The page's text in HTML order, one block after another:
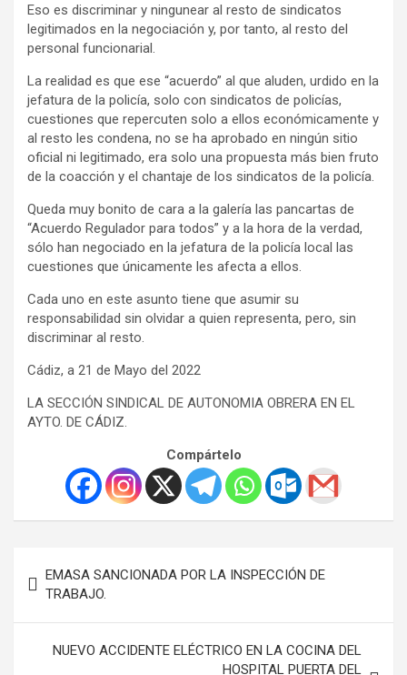
Eso es discriminar y ningunear al resto de sindicatos
legitimados en la negociación y, por tanto, al resto del
personal funcionarial.
La realidad es que ese “acuerdo” al que aluden, urdido en la
jefatura de la policía, solo con sindicatos de policías,
cuestiones que repercuten solo a ellos económicamente y
al resto les condena, no se ha aprobado en ningún sitio
oficial ni legitimado, era solo una propuesta más bien fruto
de la coacción y el chantaje de los sindicatos de la policía.
Queda muy bonito de cara a la galería las pancartas de
“Acuerdo Regulador para todos” y a la hora de la verdad,
sólo han negociado en la jefatura de la policía local las
cuestiones que únicamente les afecta a ellos.
Cada uno en este asunto tiene que asumir su
responsabilidad sin olvidar a quien representa, pero, sin
discriminar al resto.
Cádiz, a 21 de Mayo del 2022
LA SECCIÓN SINDICAL DE AUTONOMIA OBRERA EN EL
AYTO. DE CÁDIZ.
Compártelo
de
entradas
EMASA SANCIONADA POR LA INSPECCIÓN DE
TRABAJO.
NUEVO ACCIDENTE ELÉCTRICO EN LA COCINA DEL
HOSPITAL PUERTA DEL